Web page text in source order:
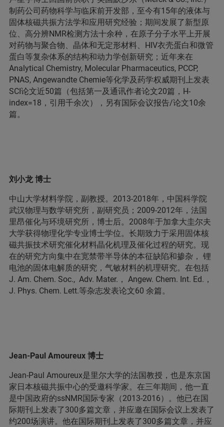
制药公司药物科学与临床前开发部，至今有15年的液体与
固体核磁共振方法学和应用研究经验；期间发展了新型原
位、高分辨NMR检测方法十余种，在原子分子水平上开展
对药物与聚合物、晶体和无定形材料、HIV衣壳蛋白和微管
蛋白等复杂体系的结构和动力学创新研究；近年来在
Analytical Chemistry, Molecular Pharmaceutics, PCCP,
PNAS, Angewandte Chemie等化学及药学权威期刊上发表
SCI论文近50篇（包括第一及通讯作者论文20篇，H-
index=18，引用千余次），另有国际会议报告/论文10余
篇。
刘小龙 博士
中山大学材料学院，副教授。2013-2018年，中国科学院
武汉物理与数学研究所，副研究员；2009-2012年，法国
里昂催化与环境研究所，博士后。2008年于加拿大圭尔夫
大学获得物理化学专业博士学位。长期致力于采用固体核
磁共振技术研究催化材料晶化机理及催化过程的研究。现
在的研究方向集中在宽禁带半导体的本征缺陷和掺杂， 锂
电池的固体电解质的研究，气敏材料的机理研究。在包括
J. Am. Chem. Soc., Adv. Mater.， Angew. Chem. Int. Ed.，
J. Phys. Chem. Lett.等杂志发表论文60 余篇。
Jean-Paul Amoureux 博士
Jean-Paul Amoureux是里尔大学的法国教授，也是东京国
家日本核磁共振中心的受邀科学家。在三年期间，他一直
是中国政府的ssNMR国际专家（2013-2016）。他已在国
际期刊上发表了300多篇文章，并应邀在国际会议上发表了
约200场演讲。他在国际期刊上发表了300多篇文章，并应